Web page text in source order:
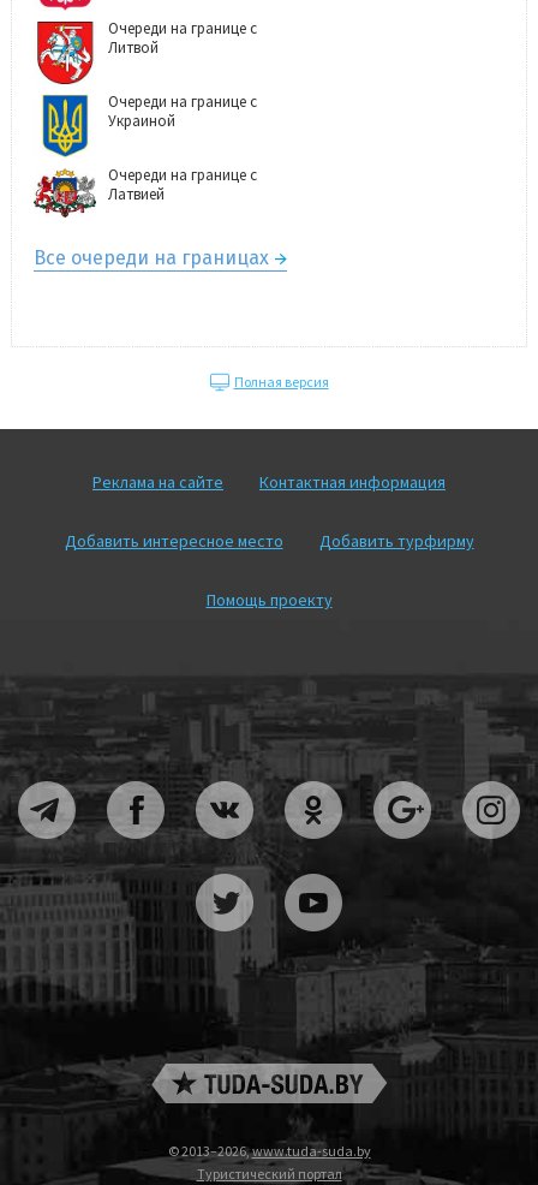
Очереди на границе с
Литвой
Очереди на границе с
Украиной
Очереди на границе с
Латвией
Все очереди на границах
Полная версия
Реклама на сайте Контактная информация
Добавить интересное место Добавить турфирму
Помощь проекту
© 2013–2026,www.tuda-suda.by
Туристический портал